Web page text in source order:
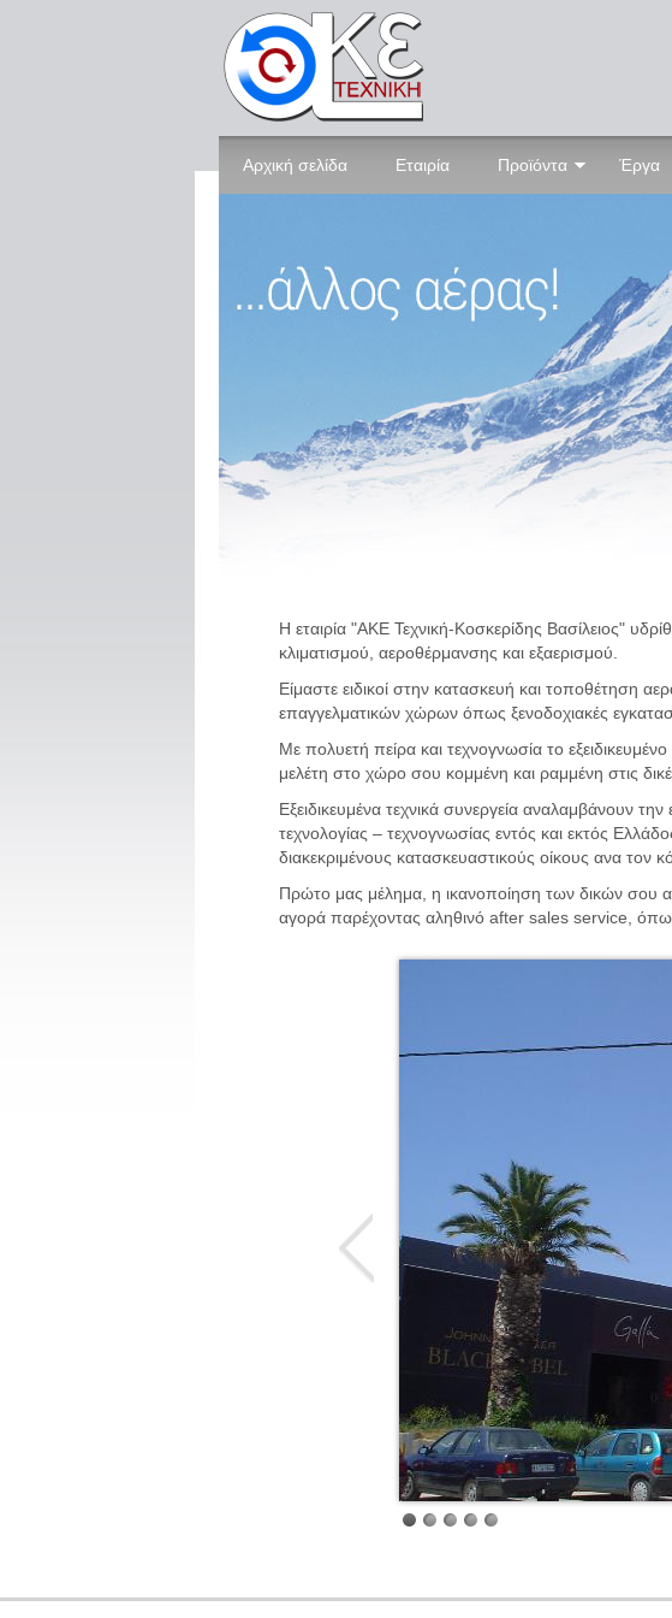
Αρχική σελίδα Εταιρία Προϊόντα Έργα
Η εταιρία "ΑΚΕ Τεχνική-Κοσκερίδης Βασίλειος"
κλιματισμού, αεροθέρμανσης και εξαερισμού.
Είμαστε ειδικοί στην κατασκευή και τοποθέτηση
επαγγελματικών χώρων όπως ξενοδοχιακές
Με πολυετή πείρα και τεχνογνωσία το
μελέτη στο χώρο σου κομμένη και ραμμένη στις
Εξειδικευμένα τεχνικά συνεργεία αναλαμβάνουν
τεχνολογίας – τεχνογνωσίας εντός και εκτός
διακεκριμένους κατασκευαστικούς οίκους ανα
Πρώτο μας μέλημα, η ικανοποίηση των δικών σου
αγορά παρέχοντας αληθινό after sales service,